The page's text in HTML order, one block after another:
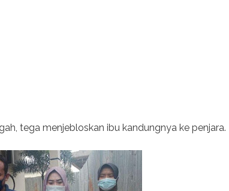
tega menjebloskan ibu kandungnya ke penjara.